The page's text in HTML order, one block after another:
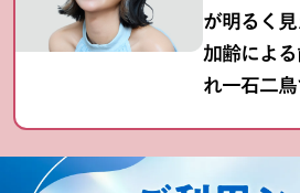
が明るく見
加齢によ
れ一石二鳥